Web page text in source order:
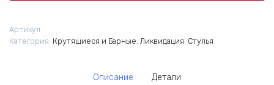
Артикул:
Категория: Крутящиеся и Барные, Ликвидация, Стулья
Описание Детали